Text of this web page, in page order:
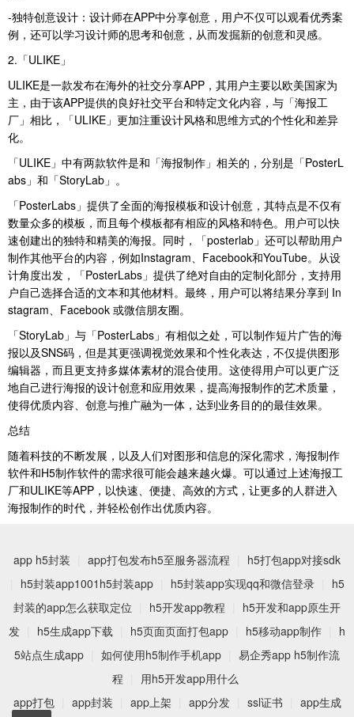
-独特创意设计：设计师在APP中分享创意，用户不仅可以观看优秀案
例，还可以学习设计师的思考和创意，从而发掘新的创意和灵感。
2.「ULIKE」
ULIKE是一款发布在海外的社交分享APP，其用户主要以欧美国家为
主，由于该APP提供的良好社交平台和特定文化内容，与「海报工
厂」相比，「ULIKE」更加注重设计风格和思维方式的个性化和差异
化。
「ULIKE」中有两款软件是和「海报制作」相关的，分别是「PosterL
abs」和「StoryLab」。
「PosterLabs」提供了全面的海报模板和设计创意，其特点是不仅有
数量众多的模板，而且每个模板都有相应的风格和特色。用户可以快
速创建出的独特和精美的海报。同时，「posterlab」还可以帮助用户
制作其他平台的内容，例如Instagram、Facebook和YouTube。从设
计角度出发，「PosterLabs」提供了绝对自由的定制化部分，支持用
户自己选择合适的文本和其他材料。最终，用户可以将结果分享到 In
stagram、Facebook 或微信朋友圈。
「StoryLab」与「PosterLabs」有相似之处，可以制作短片广告的海
报以及SNS码，但是其更强调视觉效果和个性化表达，不仅提供图形
编辑器，而且更支持多媒体素材的混合使用。这使得用户可以更广泛
地自己进行海报的设计创意和应用效果，提高海报制作的艺术质量，
使得优质内容、创意与推广融为一体，达到业务目的的最佳效果。
总结
随着科技的不断发展，以及人们对图形和信息的深化需求，海报制作
软件和H5制作软件的需求很可能会越来越火爆。可以通过上述海报工
厂和ULIKE等APP，以快速、便捷、高效的方式，让更多的人群进入
海报制作的时代，并轻松创作出优质内容。
app h5封装 app打包发布h5至服务器流程
h5打包app对接sdk
h5封装app1001h5封装app h5封装app实现qq和微信登录
h5
封装的app怎么获取定位
h5开发app教程
h5开发和app原生开
发
h5生成app下载 h5页面页面打包app h5移动app制作
h
5站点生成app
如何使用h5制作手机app
易企秀app h5制作流
程
用h5开发app用什么
app打包
app封装 app上架 app分发 ssl证书 app生成